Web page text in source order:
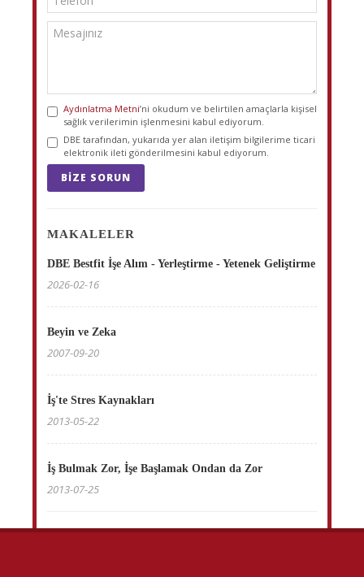
Aydınlatma Metni’ni okudum ve belirtilen amaçlarla kişisel
sağlık verilerimin işlenmesini kabul ediyorum.
DBE tarafından, yukarıda yer alan iletişim bilgilerime ticari
elektronik ileti gönderilmesini kabul ediyorum.
BIZE SORUN
MAKALELER
DBE Bestfit İşe Alım - Yerleştirme - Yetenek Geliştirme
2026-02-16
Beyin ve Zeka
2007-09-20
İş'te Stres Kaynakları
2013-05-22
İş Bulmak Zor, İşe Başlamak Ondan da Zor
2013-07-25